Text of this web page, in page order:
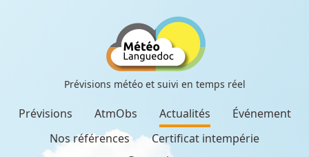
Prévisions météo et suivi en temps réel
Prévisions AtmObs Actualités
Événement
Nos références
Certificat intempérie